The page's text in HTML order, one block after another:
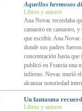
Aquellos hermosos
Libros y autores
Ana Novac recordaba
camastro en camastro,
que escribir. Ana Novac
donde sus padres
concentración hasta
publicó en Francia una
infierno. Novac murió el
alcanzar notoriedad
Un fantasma
Libros y autores